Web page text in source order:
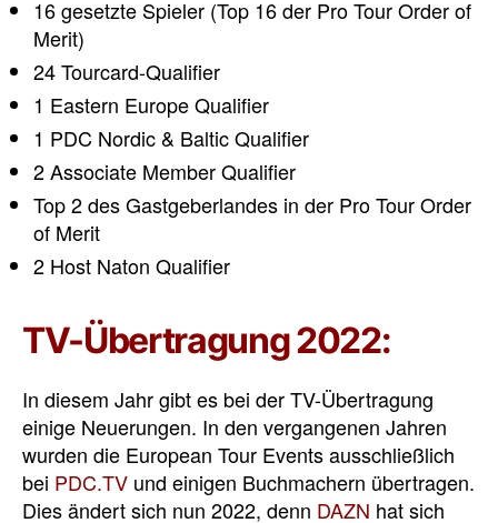
16 gesetzte Spieler (Top 16 der Pro Tour Order of
Merit)
24 Tourcard-Qualifier
1 Eastern Europe Qualifier
1 PDC Nordic & Baltic Qualifier
2 Associate Member Qualifier
Top 2 des Gastgeberlandes in der Pro Tour Order
of Merit
2 Host Naton Qualifier
TV-Übertragung 2022:
In diesem Jahr gibt es bei der TV-Übertragung
einige Neuerungen. In den vergangenen Jahren
wurden die European Tour Events ausschließlich
bei PDC.TV und einigen Buchmachern übertragen.
Dies ändert sich nun 2022, denn DAZN hat sich